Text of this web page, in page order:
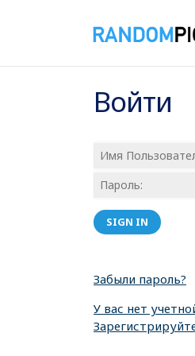
Войти
SIGN IN
Забыли пароль?
У вас нет